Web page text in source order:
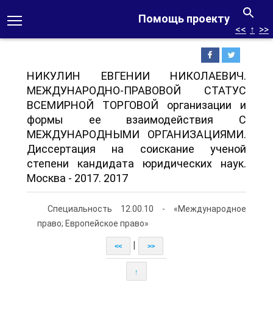
Помощь проекту
<< ↑ >>
НИКУЛИН ЕВГЕНИИ НИКОЛАЕВИЧ.
МЕЖДУНАРОДНО-ПРАВОВОЙ СТАТУС
ВСЕМИРНОЙ ТОРГОВОЙ организации и
формы ее взаимодействия С
МЕЖДУНАРОДНЫМИ ОРГАНИЗАЦИЯМИ.
Диссертация на соискание ученой
степени кандидата юридических наук.
Москва - 2017. 2017
Специальность 12.00.10 - «Международное
право; Европейское право»
<< >>
↑